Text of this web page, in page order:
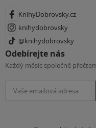
KnihyDobrovsky.cz
knihydobrovsky
@knihydobrovsky
Odebírejte nás
Každý měsíc společně